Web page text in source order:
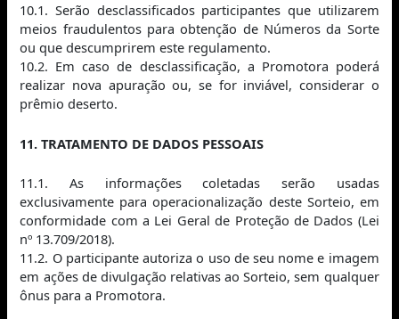
10.1. Serão desclassificados participantes que utilizarem
meios fraudulentos para obtenção de Números da Sorte
ou que descumprirem este regulamento.
10.2. Em caso de desclassificação, a Promotora poderá
realizar nova apuração ou, se for inviável, considerar o
prêmio deserto.
11. TRATAMENTO DE DADOS PESSOAIS
11.1. As informações coletadas serão usadas
exclusivamente para operacionalização deste Sorteio, em
conformidade com a Lei Geral de Proteção de Dados (Lei
nº 13.709/2018).
11.2. O participante autoriza o uso de seu nome e imagem
em ações de divulgação relativas ao Sorteio, sem qualquer
ônus para a Promotora.